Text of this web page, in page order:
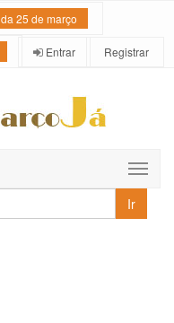
25 de março
Entrar Registrar
Ir